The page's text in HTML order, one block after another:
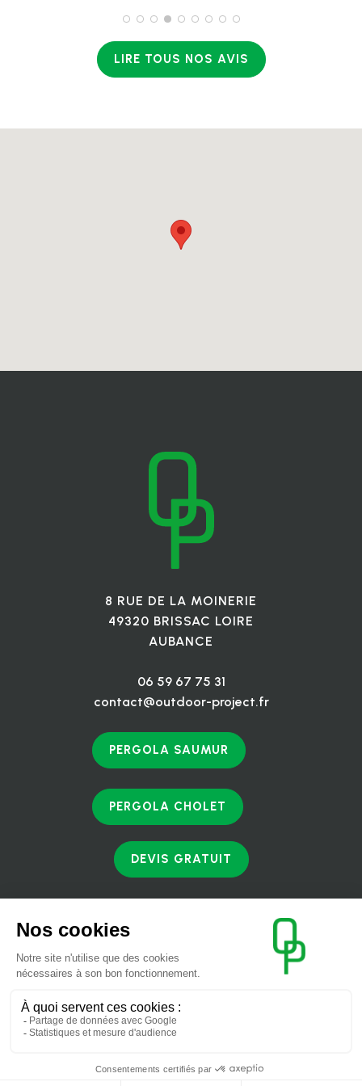
LIRE TOUS NOS AVIS
8 RUE DE LA MOINERIE
49320 BRISSAC LOIRE
AUBANCE
06 59 67 75 31
contact@outdoor-project.fr
PERGOLA SAUMUR
PERGOLA CHOLET
DEVIS GRATUIT